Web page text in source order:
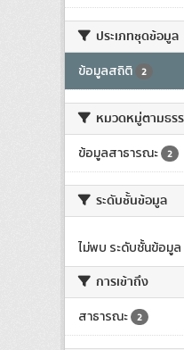
ประเภทชุดข้อมูล
ข้อมูลสถิติ 2
หมวดหมู่ตามธร
ข้อมูลสาธารณะ 2
ระดับชั้นข้อมูล
ไม่พบ ระดับชั้นข้อมู
การเข้าถึง
สาธารณะ 2